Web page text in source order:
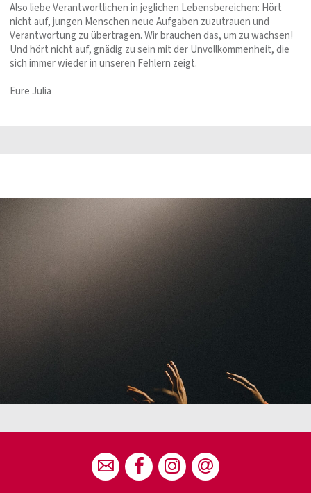
Also liebe Verantwortlichen in jeglichen Lebensbereichen: Hört
nicht auf, jungen Menschen neue Aufgaben zuzutrauen und
Verantwortung zu übertragen. Wir brauchen das, um zu wachsen!
Und hört nicht auf, gnädig zu sein mit der Unvollkommenheit, die
sich immer wieder in unseren Fehlern zeigt.
Eure Julia